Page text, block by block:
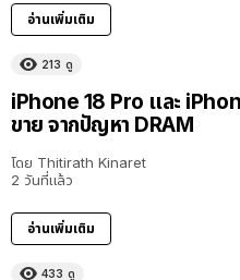
อ่านเพิ่มเติม
213 ดู
iPhone 18 Pro และ
ขาย จากปัญหา DRAM
โดย Thitirath Kinaret
2 วันที่แล้ว
อ่านเพิ่มเติม
433 ดู